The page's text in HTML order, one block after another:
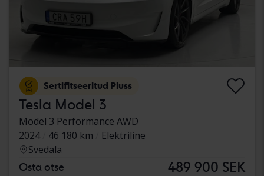
Sertifitseeritud Pluss
Tesla Model 3
Model 3 Performance AWD
2024
46 180 km
Elektriline
Svedala
Osta otse 489 900 SEK